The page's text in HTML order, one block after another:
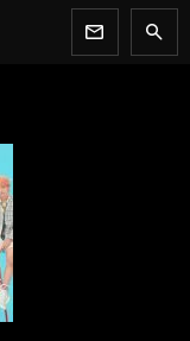
newsletter search